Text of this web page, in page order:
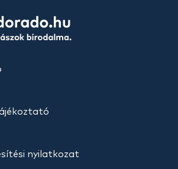
nyilatkozat